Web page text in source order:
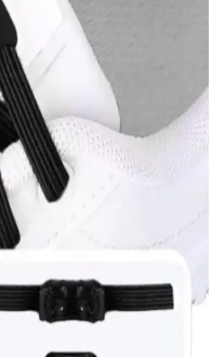
Konforlu ve Sık Tercih
ayakkabılar, malzeme,
seçilir, ayak sağlığını korur ve
Plajda Şıklık ve Konforu
ve konforu bir arada sunar.
seçenekleriyle yaz aylarının
Temel Özellikler ve
alabilirlik ve dayanıklılık
konfor sağlar.
alanlarına göre seçilir.